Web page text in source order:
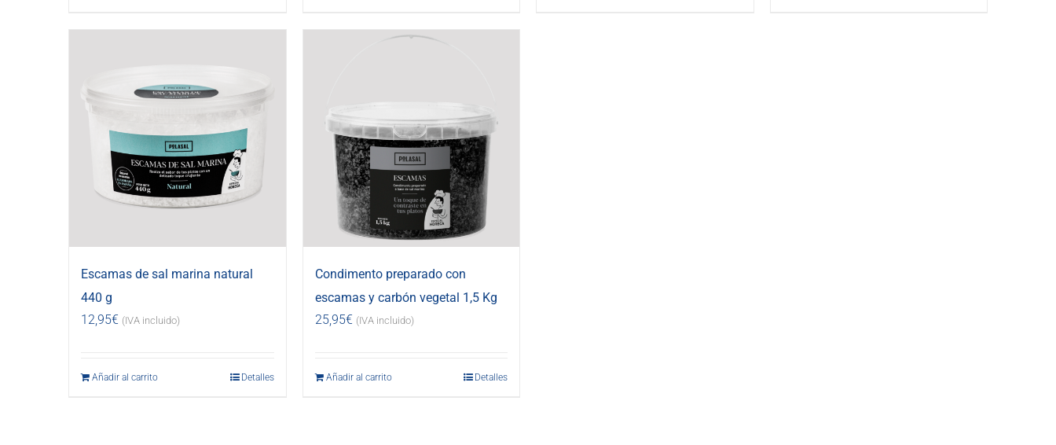
Escamas de sal marina natural
440 g
12,95€ (IVA incluido)
Añadir al carrito Detalles
Condimento preparado con
escamas y carbón vegetal 1,5 Kg
25,95€ (IVA incluido)
Añadir al carrito Detalles